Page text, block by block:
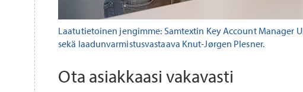
Laatutietoinen jengimme: Samtextin Key Account
sekä laadunvarmistusvastaava Knut-Jørgen Plesner.
Ota asiakkaasi vakavasti